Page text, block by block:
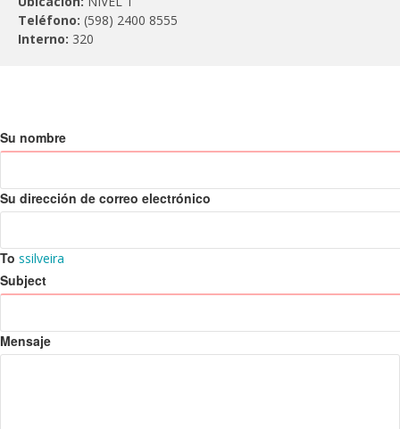
Teléfono: (598) 2400 8555
Interno: 320
Su nombre
Su dirección de correo electrónico
To ssilveira
Subject
Mensaje